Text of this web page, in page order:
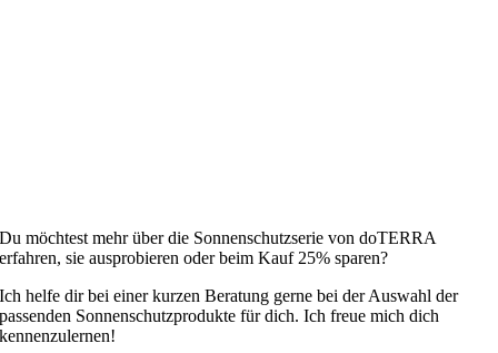
Du möchtest mehr über die Sonnenschutzserie von doTERRA
erfahren, sie ausprobieren oder beim Kauf 25% sparen?
Ich helfe dir bei einer kurzen Beratung gerne bei der Auswahl der
passenden Sonnenschutzprodukte für dich. Ich freue mich dich
kennenzulernen!